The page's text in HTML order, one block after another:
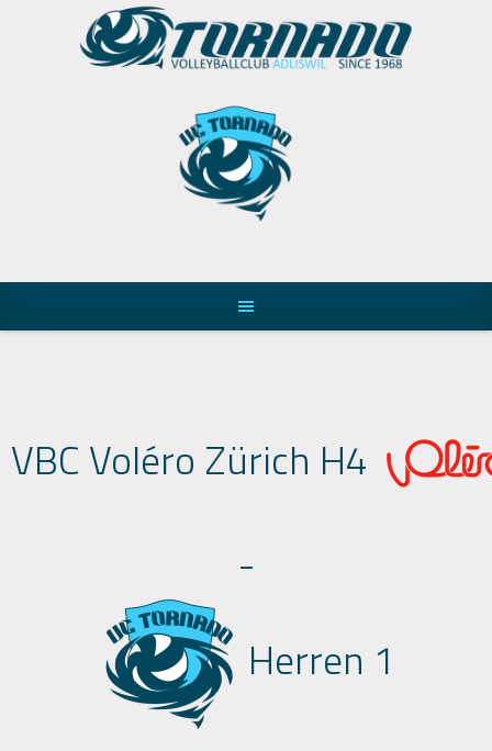
VBC Voléro Zürich H4
-
Herren 1